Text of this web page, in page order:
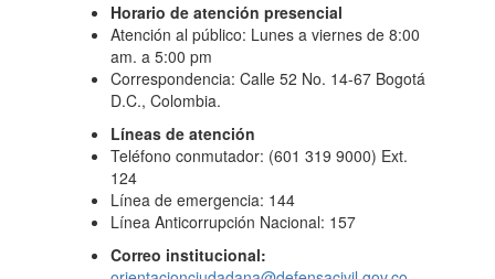
Horario de atención presencial
Atención al público: Lunes a viernes de 8:00
am. a 5:00 pm
Correspondencia: Calle 52 No. 14-67 Bogotá
D.C., Colombia.
Líneas de atención
Teléfono conmutador: (601 319 9000) Ext.
124
Línea de emergencia: 144
Línea Anticorrupción Nacional: 157
Correo institucional: